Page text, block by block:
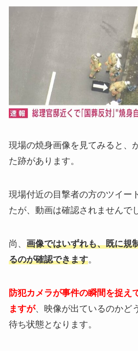
現場の焼身画像を見てみると、
た跡があります。
現場付近の目撃者の方のツイー
たが、動画は確認されませんで
尚、 画像ではいずれも、既に規
るのが確認できます。
防犯カメラが事件の瞬間を捉え
ますが、映像が出ているのかど
待ち状態となります。